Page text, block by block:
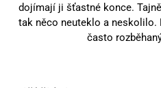
dojímají ji šťastné konce.
tak něco neuteklo a neskolilo.
často